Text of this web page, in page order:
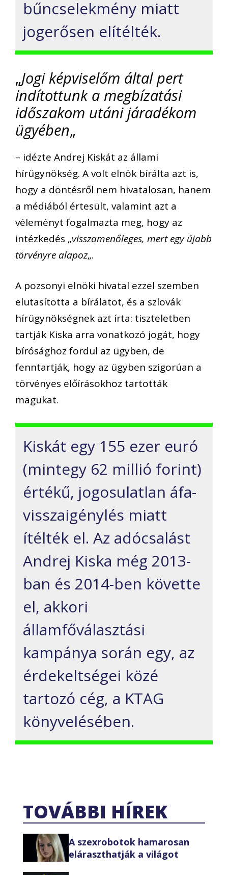
bűncselekmény miatt
jogerősen elítélték.
„Jogi képviselőm által pert
indítottunk a megbízatási
időszakom utáni járadékom
ügyében„
– idézte Andrej Kiskát az állami
hírügynökség. A volt elnök bírálta azt is,
hogy a döntésről nem hivatalosan, hanem
a médiából értesült, valamint azt a
véleményt fogalmazta meg, hogy az
intézkedés „visszamenőleges, mert egy újabb
törvényre alapoz„.
A pozsonyi elnöki hivatal ezzel szemben
elutasította a bírálatot, és a szlovák
hírügynökségnek azt írta: tiszteletben
tartják Kiska arra vonatkozó jogát, hogy
bírósághoz fordul az ügyben, de
fenntartják, hogy az ügyben szigorúan a
törvényes előírásokhoz tartották
magukat.
Kiskát egy 155 ezer euró
(mintegy 62 millió forint)
értékű, jogosulatlan áfa-
visszaigénylés miatt
ítélték el. Az adócsalást
Andrej Kiska még 2013-
ban és 2014-ben követte
el, akkori
államfőválasztási
kampánya során egy, az
érdekeltségei közé
tartozó cég, a KTAG
könyvelésében.
TOVÁBBI HÍREK
A szexrobotok hamarosan
eláraszthatják a világot